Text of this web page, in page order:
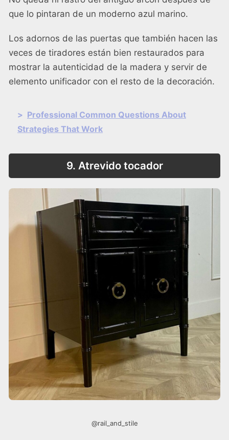
que lo pintaran de un moderno azul marino.
Los adornos de las puertas que también hacen las
veces de tiradores están bien restaurados para
mostrar la autenticidad de la madera y servir de
elemento unificador con el resto de la decoración.
> Professional Common Questions About
Strategies That Work
9. Atrevido tocador
@rail_and_stile